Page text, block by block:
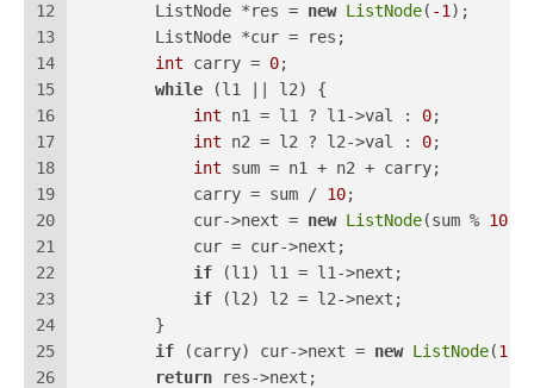
12
13
14
15
16
17
18
19
20
21
22
23
24
25
26
        ListNode *res =
new ListNode( -1 );
        ListNode *cur = res;
int carry = 0;
while (l1 || l2) {
int n1 = l1 ? l1->val : 0;
int n2 = l2 ? l2->val : 0;
int sum = n1 + n2 + carry;
            carry = sum /
10;
            cur->next =
new ListNode(sum % 10
            cur = cur->next;
if (l1) l1 = l1->next;
if (l2) l2 = l2->next;
        }
if (carry) cur->next = new ListNode(1
return res->next;